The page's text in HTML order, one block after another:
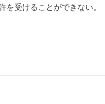
を受けることができない。